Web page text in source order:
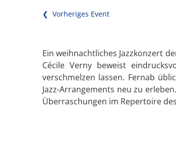
❮ Vorheriges Event
Ein weihnachtliches Jazzkonzert
Cécile Verny beweist
verschmelzen lassen. Fernab
Jazz-Arrangements neu zu
Überraschungen im Repertoire